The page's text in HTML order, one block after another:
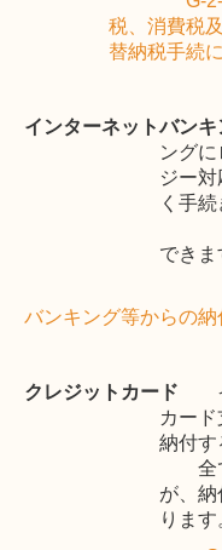
税、消費税
替納税手続
インターネットバンキ
ング
ジー
く手続
全
できま
バンキング等からの
クレジットカード イ
カー
納付す
全て
が、
ります